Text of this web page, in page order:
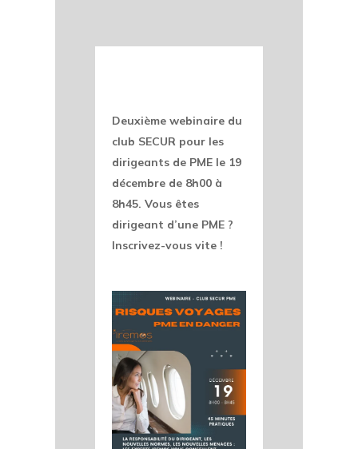
Deuxième webinaire du
club SECUR pour les
dirigeants de PME le 19
décembre de 8h00 à
8h45. Vous êtes
dirigeant d’une PME ?
Inscrivez-vous vite !